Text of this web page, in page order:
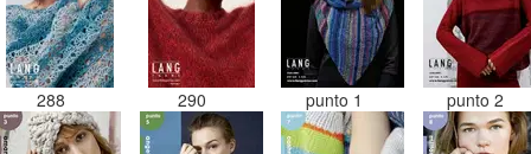
288 290 punto 1 punto 2